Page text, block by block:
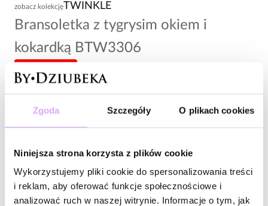
Zgoda Szczegóły O plikach cookies
Niniejsza strona korzysta z plików cookie
Wykorzystujemy pliki cookie do spersonalizowania treści
i reklam, aby oferować funkcje społecznościowe i
analizować ruch w naszej witrynie. Informacje o tym, jak
zobacz kolekcjęTWINKLE
Bransoletka z tygrysim okiem i
kokardką BTW3306
69,00 zł
Wysyłka do 2 dni roboczych
Opis produktu